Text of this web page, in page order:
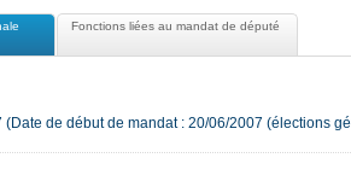
Fonctions liées au mandat de député
(Date de début de mandat : 20/06/2007 (élections